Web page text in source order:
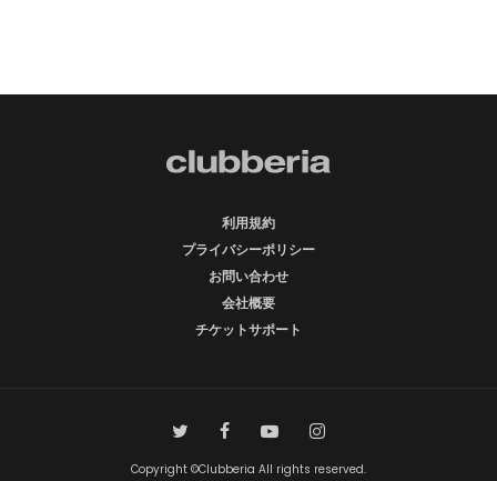
利用規約
プライバシーポリシー
お問い合わせ
会社概要
チケットサポート
Copyright ©Clubberia All rights reserved.